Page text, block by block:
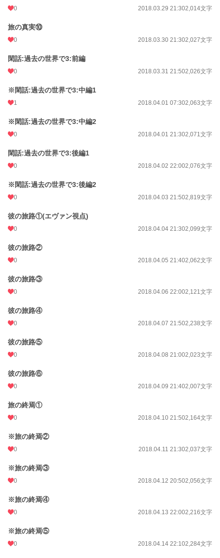
0 2018.03.29 21:302,014文字
旅の真実⑩
0 2018.03.30 21:302,027文字
閑話:過去の世界で3:前編
0 2018.03.31 21:502,026文字
※閑話:過去の世界で3:中編1
1 2018.04.01 07:302,063文字
※閑話:過去の世界で3:中編2
0 2018.04.01 21:302,071文字
閑話:過去の世界で3:後編1
0 2018.04.02 22:002,076文字
※閑話:過去の世界で3:後編2
0 2018.04.03 21:502,819文字
彼の旅路①(エヴァン視点)
0 2018.04.04 21:302,099文字
彼の旅路②
0 2018.04.05 21:402,062文字
彼の旅路③
0 2018.04.06 22:002,121文字
彼の旅路④
0 2018.04.07 21:502,238文字
彼の旅路⑤
0 2018.04.08 21:002,023文字
彼の旅路⑥
0 2018.04.09 21:402,007文字
旅の終焉①
0 2018.04.10 21:502,164文字
※旅の終焉②
0 2018.04.11 21:302,037文字
※旅の終焉③
0 2018.04.12 20:502,056文字
※旅の終焉④
0 2018.04.13 22:002,216文字
※旅の終焉⑤
0 2018.04.14 22:102,284文字